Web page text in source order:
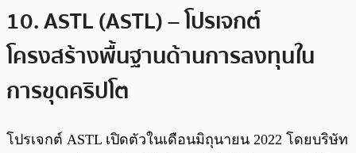
10. ASTL (ASTL) – โปรเจกต์
โครงสร้างพื้นฐานด้านการลงทุนใน
การขุดคริปโต
โปรเจกต์ ASTL เปิดตัวในเดือนมิถุนายน 2022 โดยบริษัท